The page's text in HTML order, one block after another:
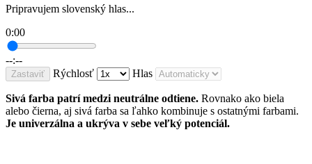
Pripravujem slovenský hlas...
0:00
--:--
Zastaviť Rýchlosť Hlas
Sivá farba patrí medzi neutrálne odtiene. Rovnako ako biela
alebo čierna, aj sivá farba sa ľahko kombinuje s ostatnými farbami.
Je univerzálna a ukrýva v sebe veľký potenciál.